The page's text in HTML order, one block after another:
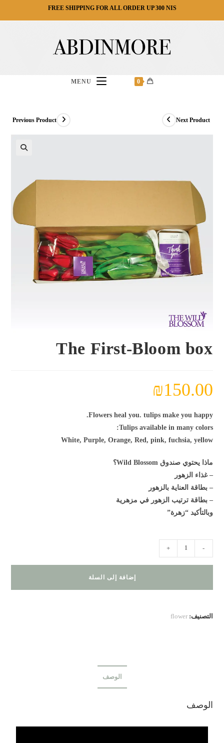
FREE SHIPPING FOR ALL ORDER UP 300 NIS
0
MENU
Previous Product Next Product
The First-Bloom box
₪150.00
Flowers heal you. tulips make you happy.
Tulips available in many colors:
White, Purple, Orange, Red, pink, fuchsia, yellow
ماذا يحتوي صندوق Wild Blossom؟
– غذاء الزهور
– بطاقة العناية بالزهور
– بطاقة ترتيب الزهور في مزهرية
وبالتأكيد “زهرة”
-
+
إضافة إلى السلة
التصنيف:flower
الوصف
الوصف